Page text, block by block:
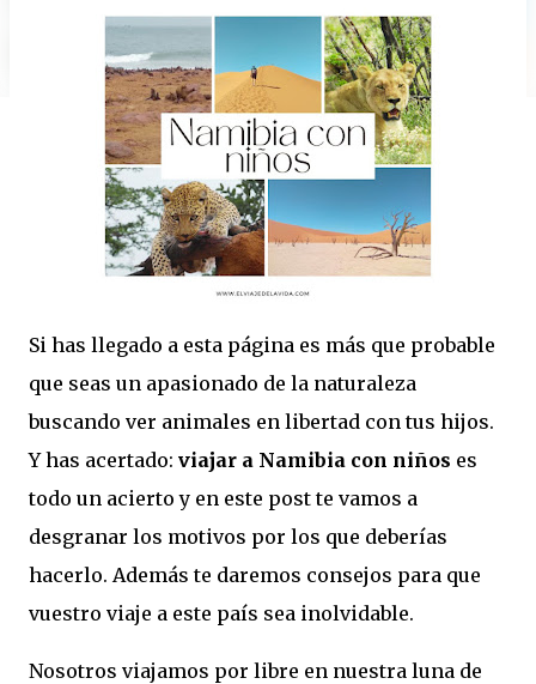
Si has llegado a esta página es más que probable
que seas un apasionado de la naturaleza
buscando ver animales en libertad con tus hijos.
Y has acertado: viajar a Namibia con niños es
todo un acierto y en este post te vamos a
desgranar los motivos por los que deberías
hacerlo. Además te daremos consejos para que
vuestro viaje a este país sea inolvidable.
Nosotros viajamos por libre en nuestra luna de